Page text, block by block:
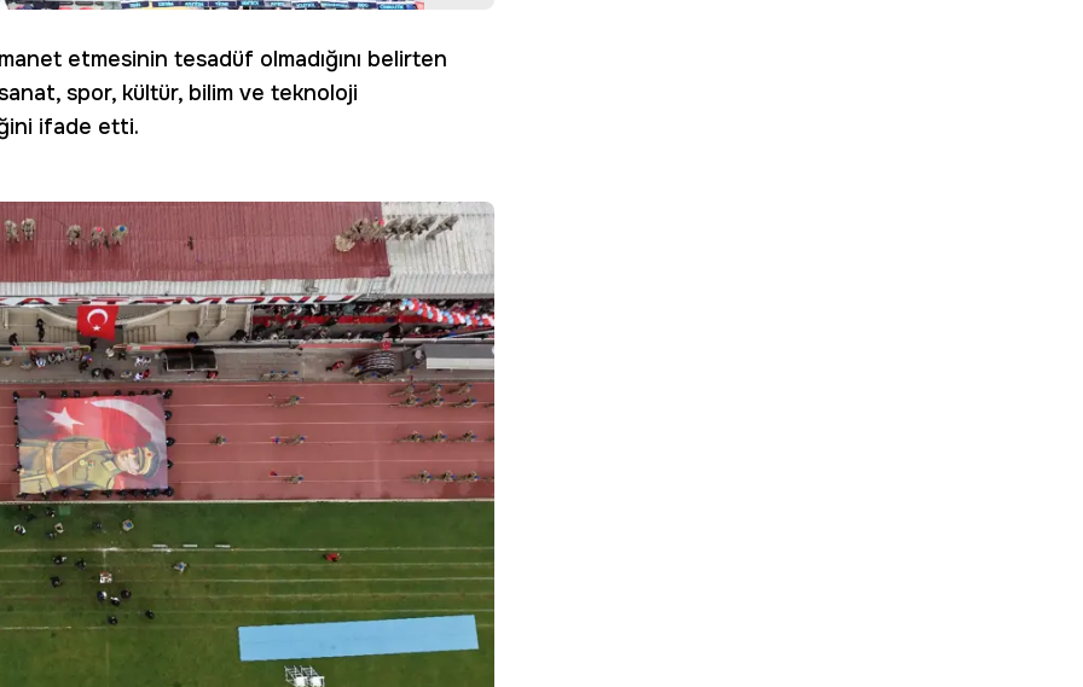
etmesinin tesadüf olmadığını belirten
spor, kültür, bilim ve teknoloji
ifade etti.